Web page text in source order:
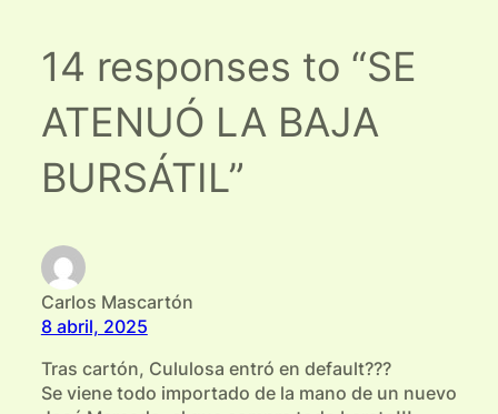
14 responses to “SE
ATENUÓ LA BAJA
BURSÁTIL”
Carlos Mascartón
8 abril, 2025
Tras cartón, Cululosa entró en default???
Se viene todo importado de la mano de un nuevo